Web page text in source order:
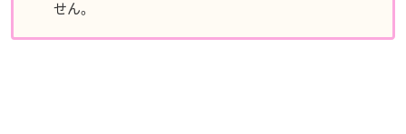
せん。